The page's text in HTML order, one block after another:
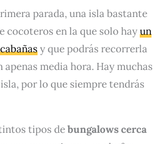
parada, una isla bastante
cocoteros en la que solo hayun
y que podrás recorrerla
media hora. Hay muchas
por lo que siempre tendrás
tipos debungalows cerca